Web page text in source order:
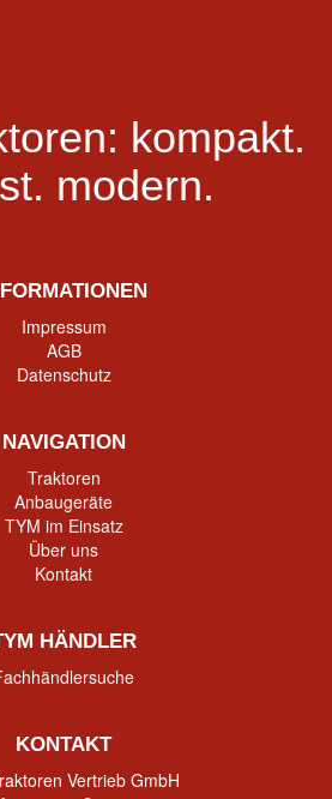
kompakt.
modern.
Impressum
AGB
Datenschutz
NAVIGATION
Traktoren
Anbaugeräte
TYM im Einsatz
Über uns
Kontakt
HÄNDLER
KONTAKT
Vertrieb GmbH